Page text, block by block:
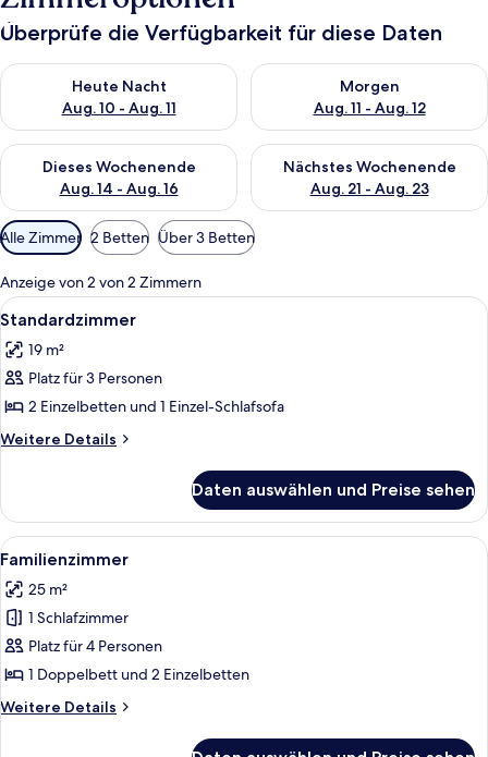
Überprüfe die Verfügbarkeit für diese Daten
Heute Nacht
Aug. 10 - Aug. 11
Überprüfe die Verfügbarkeit für heute Nacht, Aug. 10 - Aug.
Morgen
Aug. 11 - Aug. 12
Überprüfe die Verfügbarkeit
Dieses Wochenende
Aug. 14 - Aug. 16
Überprüfe die Verfügbarkeit für dieses Wochenende, Aug. 14
Nächstes Wochenende
Aug. 21 - Aug. 23
Überprüfe die Verfügbarkeit
Verfügbare
Filter
für
Zimmer
Alle Zimmer 2 Betten Über 3 Betten
Anzeige von 2 von 2 Zimmern
Alle
Fotos
für
Standardzimmer
anzeigen
Ein Hotelzimmer mit einem großen
3
Standardzimmer
19 m²
Platz für 3 Personen
2 Einzelbetten und 1 Einzel-Schlafsofa
Weitere Details
Weitere
Daten auswählen und Preise sehen
Alle
Fotos
für
Familienzimmer
anzeigen
Ein Hotelzimmer mit einem großen
6
Familienzimmer
25 m²
1 Schlafzimmer
Platz für 4 Personen
1 Doppelbett und 2 Einzelbetten
Weitere Details
Weitere